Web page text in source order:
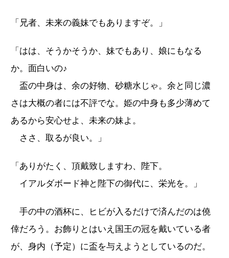
「兄者、未来の義妹でもありますぞ。」
「はは、そうかそうか、妹でもあり、娘にもなる
か。面白いの♪
盃の中身は、余の好物、砂糖水じゃ。余と同じ濃
さは大概の者には不評でな。姫の中身も多少薄めて
あるから安心せよ、未来の妹よ。
ささ、取るが良い。」
「ありがたく、頂戴致しますわ、陛下。
イアルダボード神と陛下の御代に、栄光を。」
手の中の酒杯に、ヒビが入るだけで済んだのは僥
倖だろう。お飾りとはいえ国王の冠を戴いている者
が、身内（予定）に盃を与えようとしているのだ。